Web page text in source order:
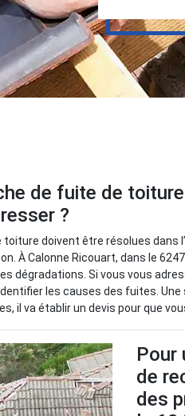
de fuite de
?
toiture doivent être résolues dans
À Calonne Ricouart, dans le
dégradations. Si vous vous
les causes des fuites.
il va établir un devis pour que
Pour
de
des